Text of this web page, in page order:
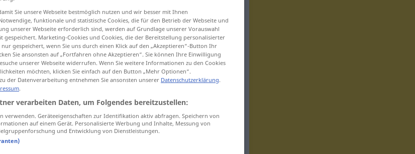
Sie unsere Webseite bestmöglich nutzen und wir besser mit Ihnen
funktionale und statistische Cookies, die für den Betrieb der Webseite und
unserer Webseite erforderlich sind, werden auf Grundlage unserer Vorauswahl
gespeichert. Marketing-Cookies und Cookies, die der Bereitstellung personalisierter
gespeichert, wenn Sie uns durch einen Klick auf den „Akzeptieren“-Button Ihr
Sie ansonsten auf „Fortfahren ohne Akzeptieren“. Sie können Ihre Einwilligung
unserer Webseite widerrufen. Wenn Sie weitere Informationen zu den Cookies
möchten, klicken Sie einfach auf den Button „Mehr Optionen“.
der Datenverarbeitung entnehmen Sie ansonsten unserer Datenschutzerklärung.
.
verarbeiten Daten, um Folgendes bereitzustellen:
verwenden. Geräteeigenschaften zur Identifikation aktiv abfragen. Speichern von
auf einem Gerät. Personalisierte Werbung und Inhalte, Messung von
und Entwicklung von Dienstleistungen.